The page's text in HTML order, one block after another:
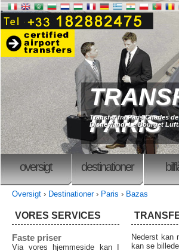
PARIS
Transfer fra Paris Charles
Disneyland, Le Bourget
oversigt destinationer
Oversigt › Destinationer› Paris › Bazas
Nederst kan
kan se
VORES SERVICES
Faste priser
Via vores hjemmeside kan I